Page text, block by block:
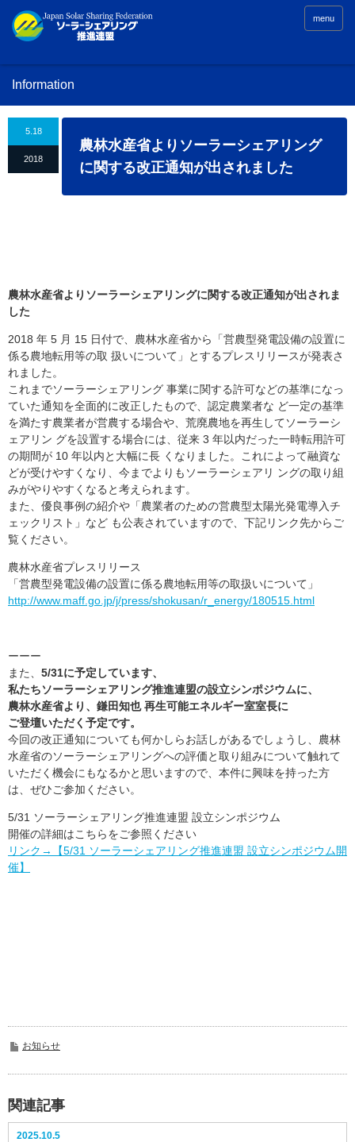
menu
Information
5.18
2018
農林水産省よりソーラーシェアリング
に関する改正通知が出されました
農林水産省よりソーラーシェアリングに関する改正通知が出されま
した
2018 年 5 月 15 日付で、農林水産省から「営農型発電設備の設置に
係る農地転用等の取 扱いについて」とするプレスリリースが発表さ
れました。
これまでソーラーシェアリング 事業に関する許可などの基準になっ
ていた通知を全面的に改正したもので、認定農業者な ど一定の基準
を満たす農業者が営農する場合や、荒廃農地を再生してソーラーシ
ェアリン グを設置する場合には、従来 3 年以内だった一時転用許可
の期間が 10 年以内と大幅に長 くなりました。これによって融資な
どが受けやすくなり、今までよりもソーラーシェアリ ングの取り組
みがやりやすくなると考えられます。
また、優良事例の紹介や「農業者のための営農型太陽光発電導入チ
ェックリスト」など も公表されていますので、下記リンク先からご
覧ください。
農林水産省プレスリリース
「営農型発電設備の設置に係る農地転用等の取扱いについて」
http://www.maff.go.jp/j/press/shokusan/r_energy/180515.html
ーーー
また、 5/31に予定しています、
私たちソーラーシェアリング推進連盟の設立シンポジウムに、
農林水産省より、鎌田知也 再生可能エネルギー室室長に
ご登壇いただく予定です。
今回の改正通知についても何かしらお話しがあるでしょうし、農林
水産省のソーラーシェアリングへの評価と取り組みについて触れて
いただく機会にもなるかと思いますので、本件に興味を持った方
は、ぜひご参加ください。
5/31 ソーラーシェアリング推進連盟 設立シンポジウム
開催の詳細はこちらをご参照ください
リンク→【5/31 ソーラーシェアリング推進連盟 設立シンポジウム開
催】
お知らせ
関連記事
2025.10.5